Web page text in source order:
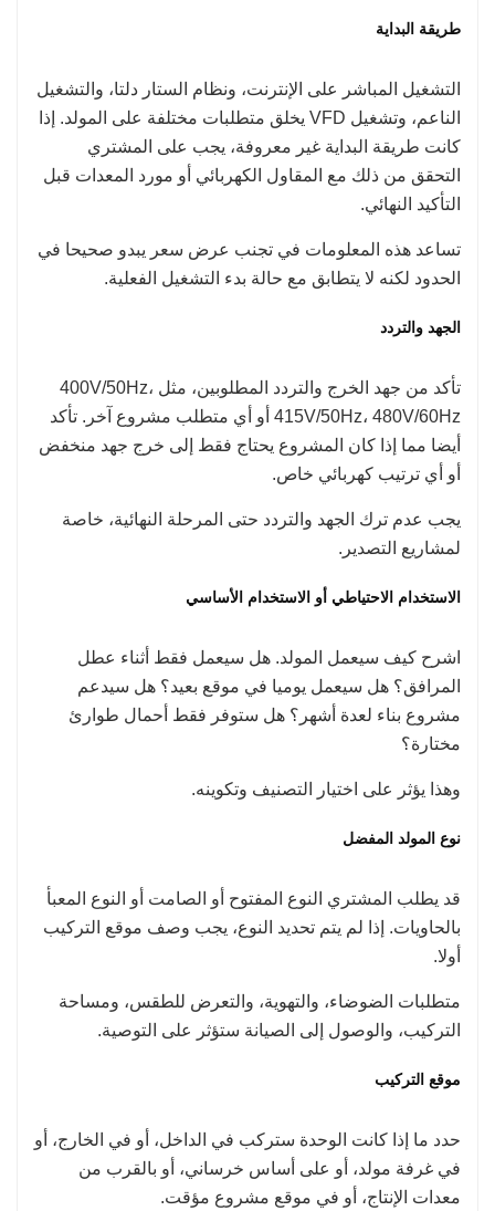
طريقة البداية
التشغيل المباشر على الإنترنت، ونظام الستار دلتا، والتشغيل
الناعم، وتشغيل VFD يخلق متطلبات مختلفة على المولد. إذا
كانت طريقة البداية غير معروفة، يجب على المشتري
التحقق من ذلك مع المقاول الكهربائي أو مورد المعدات قبل
التأكيد النهائي.
تساعد هذه المعلومات في تجنب عرض سعر يبدو صحيحا في
الحدود لكنه لا يتطابق مع حالة بدء التشغيل الفعلية.
الجهد والتردد
تأكد من جهد الخرج والتردد المطلوبين، مثل 400V/50Hz،
415V/50Hz، 480V/60Hz أو أي متطلب مشروع آخر. تأكد
أيضا مما إذا كان المشروع يحتاج فقط إلى خرج جهد منخفض
أو أي ترتيب كهربائي خاص.
يجب عدم ترك الجهد والتردد حتى المرحلة النهائية، خاصة
لمشاريع التصدير.
الاستخدام الاحتياطي أو الاستخدام الأساسي
اشرح كيف سيعمل المولد. هل سيعمل فقط أثناء عطل
المرافق؟ هل سيعمل يوميا في موقع بعيد؟ هل سيدعم
مشروع بناء لعدة أشهر؟ هل ستوفر فقط أحمال طوارئ
مختارة؟
وهذا يؤثر على اختيار التصنيف وتكوينه.
نوع المولد المفضل
قد يطلب المشتري النوع المفتوح أو الصامت أو النوع المعبأ
بالحاويات. إذا لم يتم تحديد النوع، يجب وصف موقع التركيب
أولا.
متطلبات الضوضاء، والتهوية، والتعرض للطقس، ومساحة
التركيب، والوصول إلى الصيانة ستؤثر على التوصية.
موقع التركيب
حدد ما إذا كانت الوحدة ستركب في الداخل، أو في الخارج، أو
في غرفة مولد، أو على أساس خرساني، أو بالقرب من
معدات الإنتاج، أو في موقع مشروع مؤقت.